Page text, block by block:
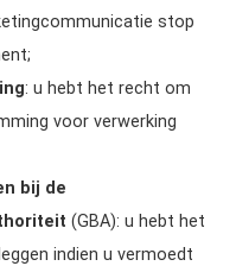
stop
: u hebt het recht om
voor verwerking
bij de
(GBA): u hebt het
indien u vermoedt